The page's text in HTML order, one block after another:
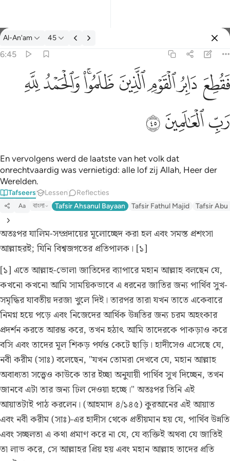
Tafseer: Al-An'am 6:45
Al-An'am 45
6:45
فقطع دابر القوم الذين ظلموا والحمد لله رب العالمين ٤٥
ٱلْقَوْمِ ٱلَّذِينَ ظَلَمُوا۟ ۚ وَٱلْحَمْدُ لِلَّهِ رَبِّ ٱلْعَـٰلَمِينَ ٤٥ﱁ ﱂﱃﱄﱅﱆﱇﱈ
ﱉﱊﱋ
En vervolgens werd de laatste van het volk dat
onrechtvaardig was vernietigd: alle lof zij Allah, Heer der
Werelden.
Tafseers Lessen Reflecties
Aa বাংলা Tafsir Ahsanul Bayaan Tafsir Fathul Majid Tafsir Abu
অতঃপর যালিম-সম্প্রদায়ের মূলোচ্ছেদ করা হল এবং সমস্ত প্রশংসা
আল্লাহরই; যিনি বিশ্বজগতের প্রতিপালক। [১]
[১] এতে আল্লাহ-ভোলা জাতিদের ব্যাপারে মহান আল্লাহ বলছেন যে,
কখনো কখনো আমি সাময়িকভাবে এ ধরনের জাতির জন্য পার্থিব সুখ-
সমৃদ্ধির যাবতীয় দরজা খুলে দিই। তারপর তারা যখন তাতে একেবারে
নিমগ্ন হয়ে পড়ে এবং নিজেদের আর্থিক উন্নতির জন্য চরম অহংকার
প্রদর্শন করতে আরম্ভ করে, তখন হঠাৎ আমি তাদেরকে পাকড়াও করে
বসি এবং তাদের মূল শিকড় পর্যন্ত কেটে ছাড়ি। হাদীসেও এসেছে যে,
নবী করীম (সাঃ) বলেছেন, "যখন তোমরা দেখবে যে, মহান আল্লাহ
অবাধ্যতা সত্ত্বেও কাউকে তার ইচ্ছা অনুযায়ী পার্থিব সুখ দিচ্ছেন, তখন
জানবে এটা তার জন্য ঢিল দেওয়া হচ্ছে।" অতঃপর তিনি এই
আয়াতটাই পাঠ করলেন। (আহমাদ ৪/১৪৫)কুরআনের এই আয়াত
এবং নবী করীম (সাঃ)-এর হাদীস থেকে প্রতীয়মান হয় যে, পার্থিব উন্নতি
এবং সচ্ছলতা এ কথা প্রমাণ করে না যে, যে ব্যক্তিই অথবা যে জাতিই
তা লাভ করে, সে আল্লাহর প্রিয় হয় এবং মহান আল্লাহ তাদের প্রতি